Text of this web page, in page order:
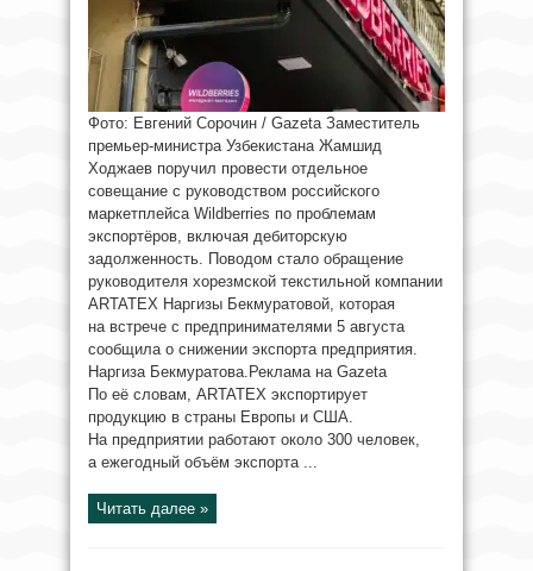
Фото: Евгений Сорочин / Gazeta Заместитель
премьер-министра Узбекистана Жамшид
Ходжаев поручил провести отдельное
совещание с руководством российского
маркетплейса Wildberries по проблемам
экспортёров, включая дебиторскую
задолженность. Поводом стало обращение
руководителя хорезмской текстильной компании
ARTATEX Наргизы Бекмуратовой, которая
на встрече с предпринимателями 5 августа
сообщила о снижении экспорта предприятия.
Наргиза Бекмуратова.Реклама на Gazeta
По её словам, ARTATEX экспортирует
продукцию в страны Европы и США.
На предприятии работают около 300 человек,
а ежегодный объём экспорта ...
Читать далее »